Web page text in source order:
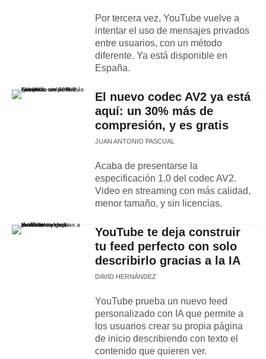
Por tercera vez, YouTube vuelve a
intentar el uso de mensajes privados
entre usuarios, con un método
diferente. Ya está disponible en
España.
El nuevo codec AV2 ya está
aquí: un 30% más de
compresión, y es gratis
JUAN ANTONIO PASCUAL
Acaba de presentarse la
especificación 1.0 del codec AV2.
Video en streaming con más calidad,
menor tamaño, y sin licencias.
YouTube te deja construir
tu feed perfecto con solo
describirlo gracias a la IA
DAVID HERNÁNDEZ
YouTube prueba un nuevo feed
personalizado con IA que permite a
los usuarios crear su propia página
de inicio describiendo con texto el
contenido que quieren ver.